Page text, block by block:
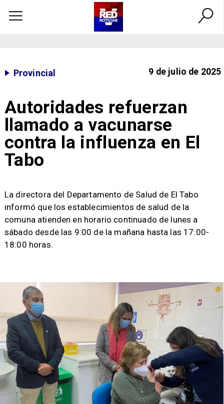
Provincial 9 de julio de 2025
Autoridades refuerzan
llamado a vacunarse
contra la influenza en El
Tabo
La directora del Departamento de Salud de El Tabo
informó que los establecimientos de salud de la
comuna atienden en horario continuado de lunes a
sábado desde las 9:00 de la mañana hasta las 17:00-
18:00 horas.